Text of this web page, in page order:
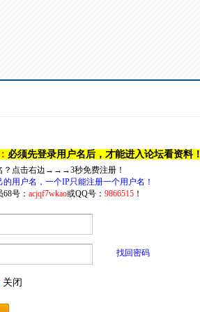
必须先登录用户名后，才能进入论坛看资料！
？点击右边→→→3秒免费注册！
的用户名，一个IP只能注册一个用户名！
号： acjqf7wkao或QQ号： 9866515！
找回密码
关闭